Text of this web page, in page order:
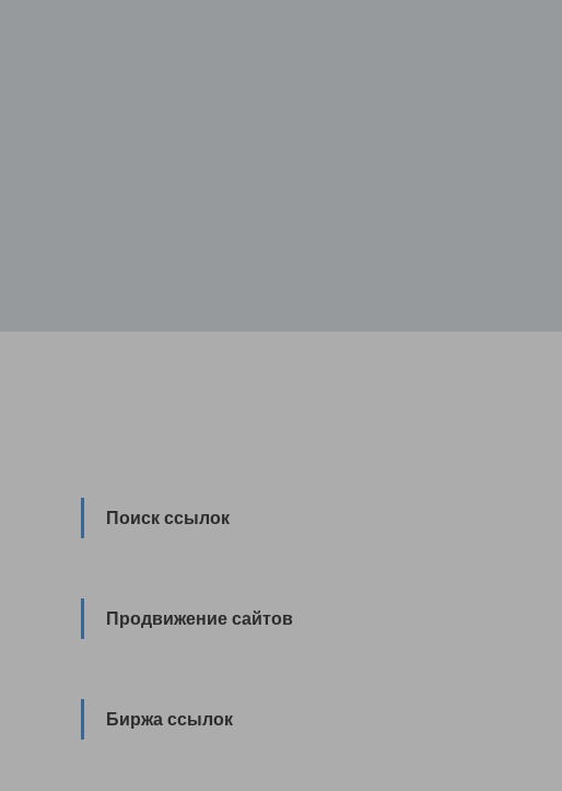
Поиск ссылок
Продвижение сайтов
Биржа ссылок